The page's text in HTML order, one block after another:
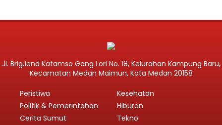
Jl. BrigJend Katamso Gang Lori No. 18, Kelurahan Kampung Baru,
Kecamatan Medan Maimun, Kota Medan 20158
Peristiwa
Politik & Pemerintahan
Cerita Sumut
Kesehatan
Hiburan
Tekno